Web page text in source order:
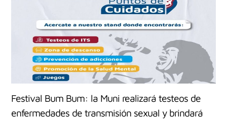
Festival Bum Bum: la Muni realizará testeos de
enfermedades de transmisión sexual y brindará